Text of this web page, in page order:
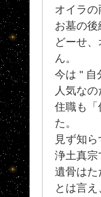
オイラ
お墓の
どーせ
ん。
今は " 自
人気なの
住職も「
た。
見ず知
浄土真宗
遺骨はた
とは言え